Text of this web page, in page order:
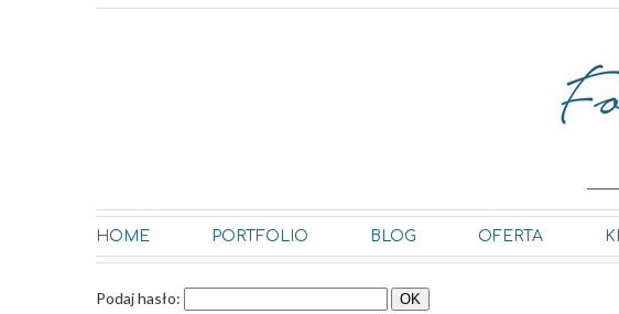
HOME PORTFOLIO BLOG OFERTA
Podaj hasło: